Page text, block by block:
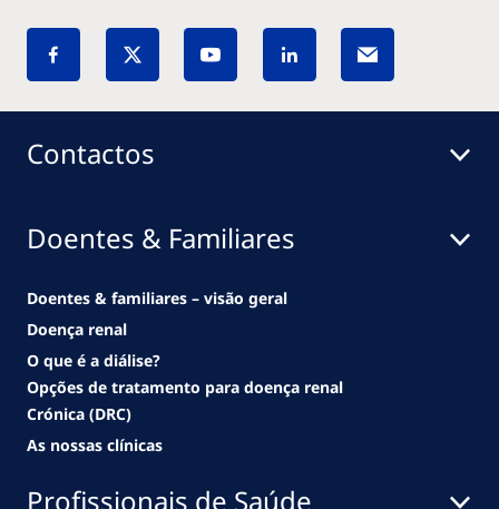
Doentes & Familiares
Doentes & familiares – visão geral
Doença renal
O que é a diálise?
Opções de tratamento para doença renal
Crónica (DRC)
As nossas clínicas
Profissionais de Saúde
Contactos